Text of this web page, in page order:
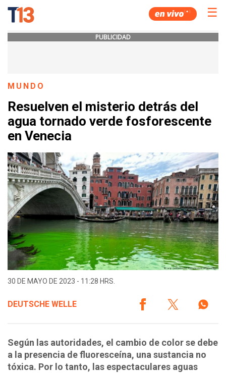
☰
PUBLICIDAD
MUNDO
Resuelven el misterio detrás del
agua tornado verde fosforescente
en Venecia
30 DE MAYO DE 2023 - 11:28 HRS.
DEUTSCHE WELLE
Según las autoridades, el cambio de color se debe
a la presencia de fluoresceína, una sustancia no
tóxica. Por lo tanto, las espectaculares aguas